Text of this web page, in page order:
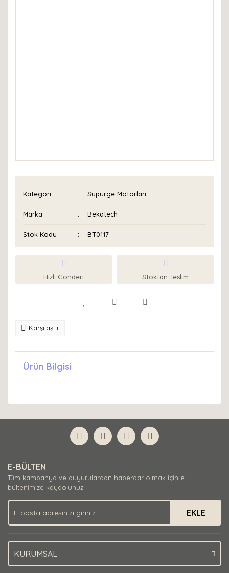
Kategori Süpürge Motorları
Marka Bekatech
Stok Kodu BT0117
Hızlı Gönderi Stoktan Teslim
Karşılaştır
Ürün Bilgisi
E-BÜLTEN
Tüm kampanya ve duyurulardan haberdar olmak için e-
bültenimize kaydolunuz.
EKLE
KURUMSAL